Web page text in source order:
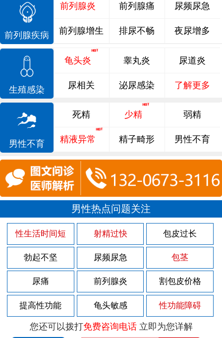
前列腺疾病
前列腺炎 前列腺痛 尿频尿急
前列腺增生 排尿不畅 夜尿增多
生殖感染
龟头炎 睾丸炎 尿道炎
尿相关 泌尿感染 了解更多
男性不育
死精 少精 弱精
精液异常 精子畸形 男性不育
男性热点问题关注
性生活时间短 射精过快 包皮过长
勃起不坚 尿频尿急 包茎
尿痛 前列腺炎 割包皮价格
提高性功能 龟头敏感 性功能障碍
您还可以拨打免费咨询电话立即为您详解